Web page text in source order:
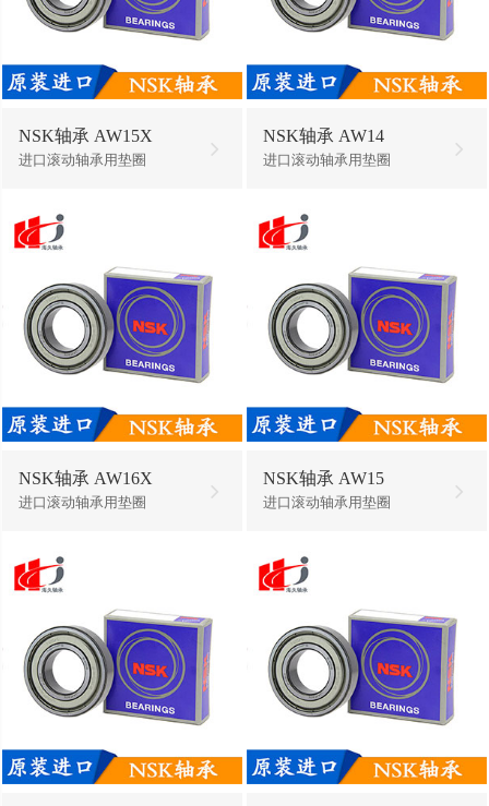
NSK轴承 AW15X
进口滚动轴承用垫圈
NSK轴承 AW14
进口滚动轴承用垫圈
NSK轴承 AW16X
进口滚动轴承用垫圈
NSK轴承 AW15
进口滚动轴承用垫圈